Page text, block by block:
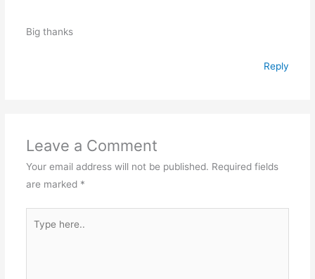
Big thanks
Reply
Leave a Comment
Your email address will not be published. Required fields
are marked *
here..